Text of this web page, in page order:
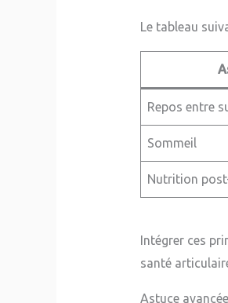
Le tableau
Repos entre
Sommeil
Nutrition
Intégrer ces
santé
Astuce